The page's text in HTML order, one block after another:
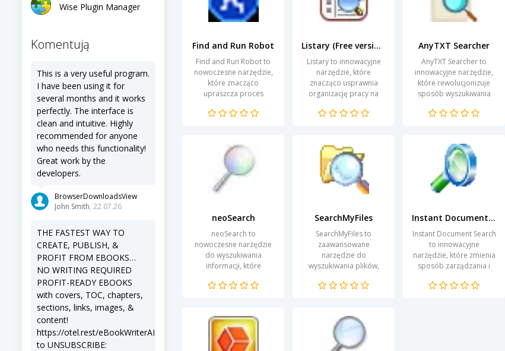
Wise Plugin Manager
Komentują
This is a very useful program.
I have been using it for
several months and it works
perfectly. The interface is
clean and intuitive. Highly
recommended for anyone
who needs this functionality!
Great work by the
developers.
BrowserDownloadsView
John Smith, 22.07.26
THE FASTEST WAY TO
CREATE, PUBLISH, &
PROFIT FROM EBOOKS…
NO WRITING REQUIRED
PROFIT-READY EBOOKS
with covers, TOC, chapters,
sections, links, images, &
content!
https://otel.rest/eBookWriterAI
to UNSUBSCRIBE:
Find and Run Robot
Find and Run Robot to
nowoczesne narzędzie,
które znacząco
upraszcza proces
uruchamiania plików
Listary (Free version)
Listary to innowacyjne
narzędzie, które
znacząco usprawnia
organizację pracy na
niemu możesz szybko i
AnyTXT Searcher
AnyTXT Searcher to
innowacyjne narzędzie,
które rewolucjonizuje
sposób wyszukiwania
dokumentach
algorytmom,...
neoSearch
neoSearch to
nowoczesne narzędzie
do wyszukiwania
informacji, które
na szybsze i bardziej
internetowych....
SearchMyFiles
SearchMyFiles to
zaawansowane
narzędzie do
wyszukiwania plików,
użytkownikom szybkie i
twardym....
Instant Document Search
Instant Document Search
to innowacyjne
narzędzie, które zmienia
sposób zarządzania i
dokumentów. W dobie